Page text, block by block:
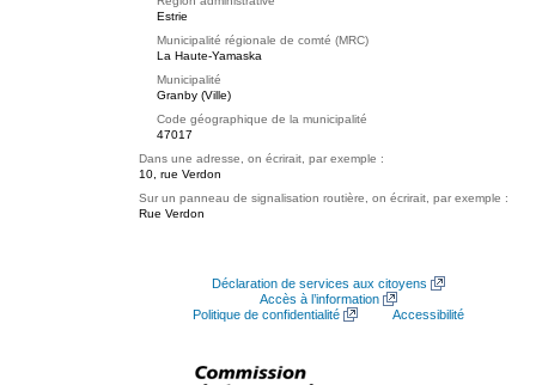
Estrie
Municipalité régionale de comté (MRC)
La Haute-Yamaska
Municipalité
Granby (Ville)
Code géographique de la municipalité
47017
Dans une adresse, on écrirait, par exemple :
10, rue Verdon
Sur un panneau de signalisation routière, on écrirait, par exemple :
Rue Verdon
Déclaration de services aux citoyens
Accès à l’information
Politique de confidentialité
Accessibilité